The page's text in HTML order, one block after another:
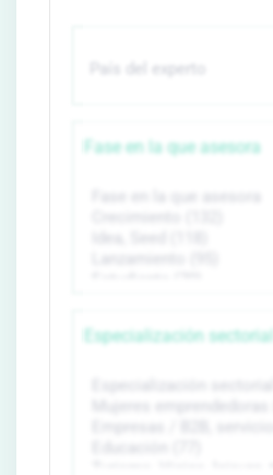
Fase en la que asesora
Especialización sectorial